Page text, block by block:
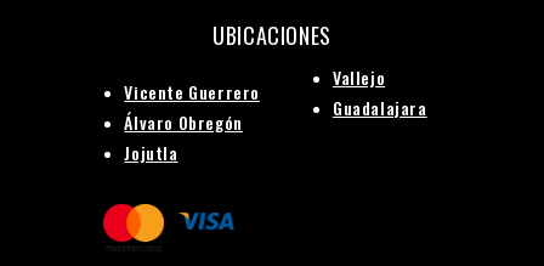
UBICACIONES
Vicente Guerrero
Álvaro Obregón
Jojutla
Vallejo
Guadalajara